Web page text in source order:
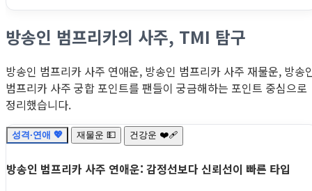
방송인 범프리카의 사주, TMI 탐구
방송인 범프리카 사주 연애운, 방송인 범프리카 사주 재물운, 방송
범프리카 사주 궁합 포인트를 팬들이 궁금해하는 포인트 중심으로
정리했습니다.
성격·연애 💖 재물운 💵 건강운 ❤️‍🩹
방송인 범프리카 사주 연애운: 감정선보다 신뢰선이 빠른 타입